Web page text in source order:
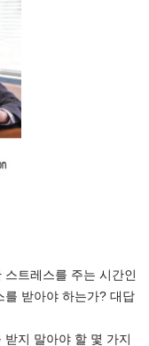
트레스를 주는 시간인
를 받아야 하는가? 대답
지 말아야 할 몇 가지